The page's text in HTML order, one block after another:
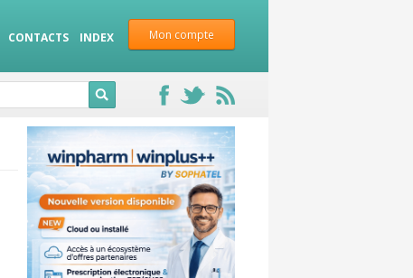
Mon compte
CONTACTS INDEX